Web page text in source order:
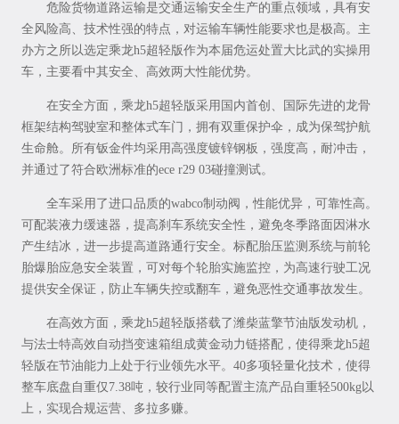
危险货物道路运输是交通运输安全生产的重点领域，具有安
全风险高、技术性强的特点，对运输车辆性能要求也是极高。主
办方之所以选定乘龙h5超轻版作为本届危运处置大比武的实操用
车，主要看中其安全、高效两大性能优势。
在安全方面，乘龙h5超轻版采用国内首创、国际先进的龙骨
框架结构驾驶室和整体式车门，拥有双重保护伞，成为保驾护航
生命舱。所有钣金件均采用高强度镀锌钢板，强度高，耐冲击，
并通过了符合欧洲标准的ece r29 03碰撞测试。
全车采用了进口品质的wabco制动阀，性能优异，可靠性高。
可配装液力缓速器，提高刹车系统安全性，避免冬季路面因淋水
产生结冰，进一步提高道路通行安全。标配胎压监测系统与前轮
胎爆胎应急安全装置，可对每个轮胎实施监控，为高速行驶工况
提供安全保证，防止车辆失控或翻车，避免恶性交通事故发生。
在高效方面，乘龙h5超轻版搭载了潍柴蓝擎节油版发动机，
与法士特高效自动挡变速箱组成黄金动力链搭配，使得乘龙h5超
轻版在节油能力上处于行业领先水平。40多项轻量化技术，使得
整车底盘自重仅7.38吨，较行业同等配置主流产品自重轻500kg以
上，实现合规运营、多拉多赚。